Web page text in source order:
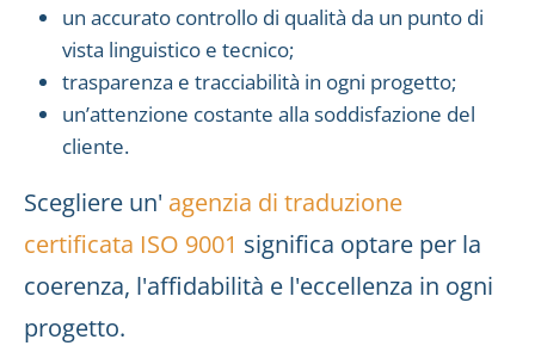
un accurato controllo di qualità da un punto di
vista linguistico e tecnico;
trasparenza e tracciabilità in ogni progetto;
un’attenzione costante alla soddisfazione del
cliente.
Scegliere un' agenzia di traduzione
certificata ISO 9001 significa optare per la
coerenza, l'affidabilità e l'eccellenza in ogni
progetto.